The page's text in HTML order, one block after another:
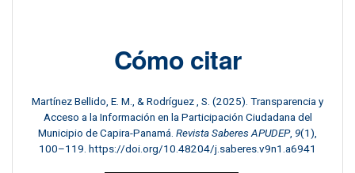
Cómo citar
Martínez Bellido, E. M., & Rodríguez , S. (2025). Transparencia y
Acceso a la Información en la Participación Ciudadana del
Municipio de Capira-Panamá. Revista Saberes APUDEP, 9(1),
100–119. https://doi.org/10.48204/j.saberes.v9n1.a6941